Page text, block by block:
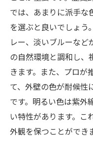
塗装後のメ
奈良市にお
プロが勧め
法
長期間持続
住まいを守
外壁塗装の
画
外観を美しく保
では、あまりに派手な
を選ぶと良いでしょう
レー、淡いブルーなど
の自然環境と調和し、
きます。また、プロが
て、外壁の色が耐候性
です。明るい色は紫外
い特性があります。こ
外観を保つことができ